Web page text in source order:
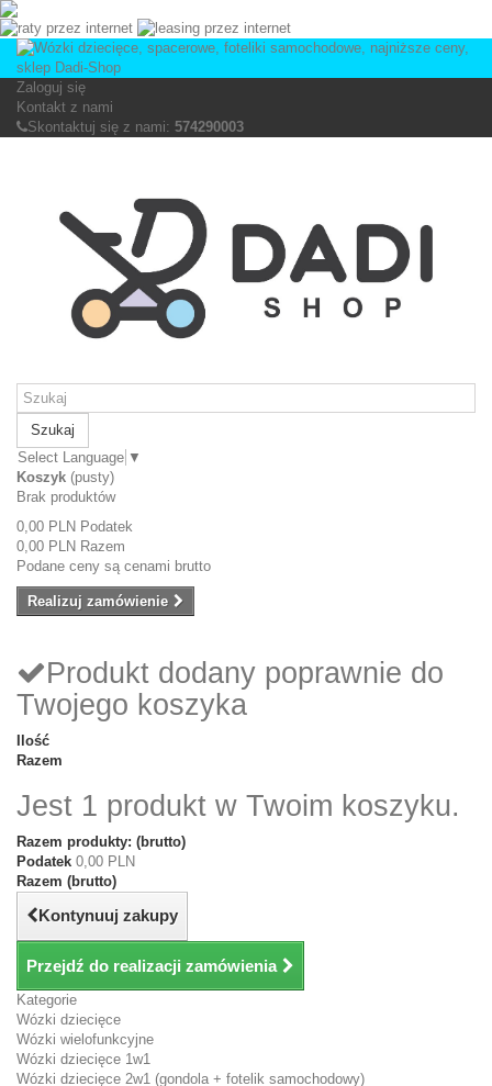
Zaloguj się
Kontakt z nami
Skontaktuj się z nami: 574290003
Szukaj
Select Language ▼
Koszyk (pusty)
Brak produktów
0,00 PLN Podatek
0,00 PLN Razem
Podane ceny są cenami brutto
Realizuj zamówienie
Produkt dodany poprawnie do
Twojego koszyka
Ilość
Razem
Jest 1 produkt w Twoim koszyku.
Razem produkty: (brutto)
Podatek 0,00 PLN
Razem (brutto)
Kontynuuj zakupy
Przejdź do realizacji zamówienia
Kategorie
Wózki dziecięce
Wózki wielofunkcyjne
Wózki dziecięce 1w1
Wózki dziecięce 2w1 (gondola + fotelik samochodowy)